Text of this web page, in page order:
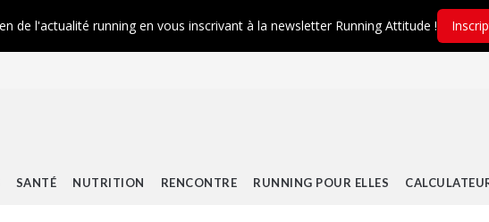
SANTÉ NUTRITION RENCONTRE RUNNING POUR ELLES
de l'actualité running en vous inscrivant à la newsletter Running Attitude !